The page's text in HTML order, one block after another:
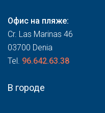
Офис на пляже:
Cr. Las Marinas 46
03700 Denia
Tel. 96.642.63.38
В городе